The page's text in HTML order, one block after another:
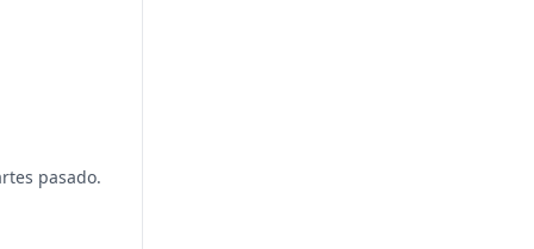
pasado.